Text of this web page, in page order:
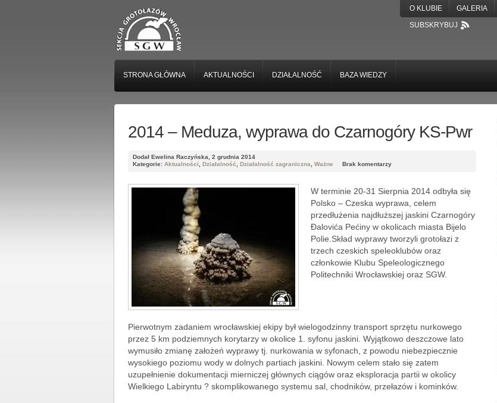
O KLUBIE GALERIA
SUBSKRYBUJ
STRONA GŁÓWNA AKTUALNOŚCI DZIAŁALNOŚĆ BAZA WIEDZY
2014 – Meduza, wyprawa do Czarnogóry KS-Pwr
Dodał Ewelina Raczyńska, 2 grudnia 2014
Kategorie: Aktualności, Działalność, Działalność zagraniczna, Ważne Brak komentarzy
W terminie 20-31 Sierpnia 2014 odbyła się
Polsko – Czeska wyprawa, celem
przedłużenia najdłuższej jaskini Czarnogóry
Đalovića Pećiny w okolicach miasta Bijelo
Polie.Skład wyprawy tworzyli grotołazi z
trzech czeskich speleoklubów oraz
członkowie Klubu Speleologicznego
Politechniki Wrocławskiej oraz SGW.
Pierwotnym zadaniem wrocławskiej ekipy był wielogodzinny transport sprzętu nurkowego
przez 5 km podziemnych korytarzy w okolice 1. syfonu jaskini. Wyjątkowo deszczowe lato
wymusiło zmianę założeń wyprawy tj. nurkowania w syfonach, z powodu niebezpiecznie
wysokiego poziomu wody w dolnych partiach jaskini. Nowym celem stało się zatem
uzupełnienie dokumentacji mierniczej głównych ciągów oraz eksploracja partii w okolicy
Wielkiego Labiryntu ? skomplikowanego systemu sal, chodników, przełazów i kominków.